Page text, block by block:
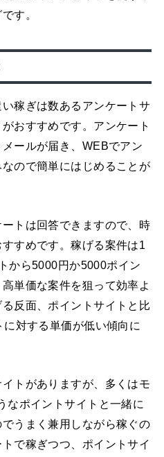
す。
稼ぎは数あるアンケートサ
おすすめです。アンケート
ールが届き、WEBでアン
ので簡単にはじめることが
トは回答できますので、時
すめです。稼げる案件は1
から5000円か5000ポイン
単価な案件を狙って効率よ
反面、ポイントサイトと比
対する単価が低い傾向に
トがありますが、多くはモ
なポイントサイトと一緒に
うまく兼用しながら稼ぐの
で稼ぎつつ、ポイントサイ